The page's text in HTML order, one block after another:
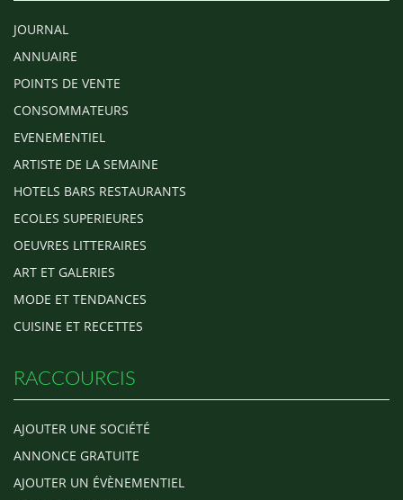
JOURNAL
ANNUAIRE
POINTS DE VENTE
CONSOMMATEURS
EVENEMENTIEL
ARTISTE DE LA SEMAINE
HOTELS BARS RESTAURANTS
ECOLES SUPERIEURES
OEUVRES LITTERAIRES
ART ET GALERIES
MODE ET TENDANCES
CUISINE ET RECETTES
RACCOURCIS
AJOUTER UNE SOCIÉTÉ
ANNONCE GRATUITE
AJOUTER UN ÉVÈNEMENTIEL